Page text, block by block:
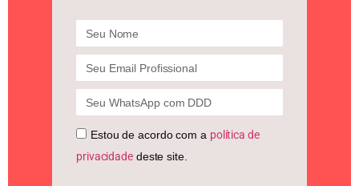
Estou de acordo com a política de
privacidadedeste site.